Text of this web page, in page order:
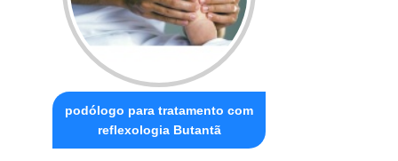
podólogo para tratamento com
reflexologia Butantã